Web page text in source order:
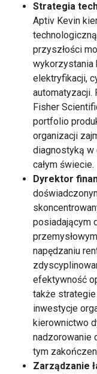
Strategia
Aptiv Kevin
przyszłości
wykorzystania
elektryfikacji,
automatyzacji.
Fisher
portfolio
organizacji
diagnostyką w
całym świecie.
Dyrektor
posiadającym
napędzaniu
efektywność
także strategie
inwestycje
kierownictwo
nadzorowanie
tym
Zarządzanie